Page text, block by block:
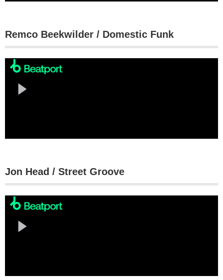
Remco Beekwilder / Domestic Funk
Jon Head / Street Groove